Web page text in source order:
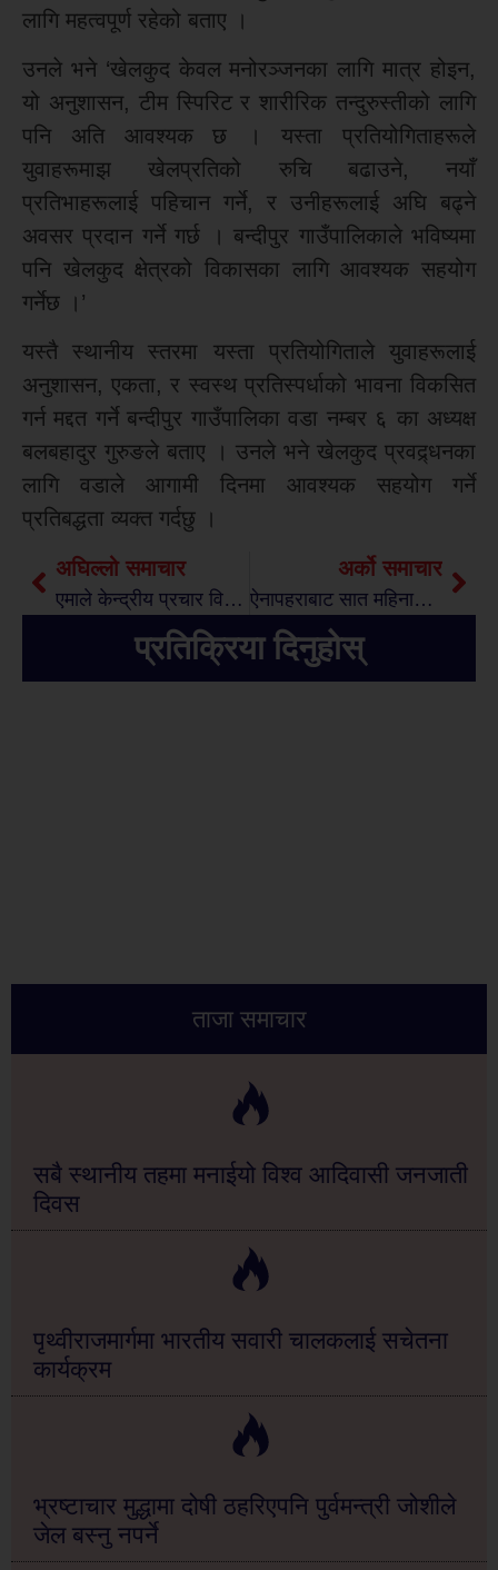
लागि महत्वपूर्ण रहेको बताए ।
उनले भने ‘खेलकुद केवल मनोरञ्जनका लागि मात्र होइन,
यो अनुशासन, टीम स्पिरिट र शारीरिक तन्दुरुस्तीको लागि
पनि अति आवश्यक छ । यस्ता प्रतियोगिताहरूले
युवाहरूमाझ खेलप्रतिको रुचि बढाउने, नयाँ
प्रतिभाहरूलाई पहिचान गर्ने, र उनीहरूलाई अघि बढ्ने
अवसर प्रदान गर्ने गर्छ । बन्दीपुर गाउँपालिकाले भविष्यमा
पनि खेलकुद क्षेत्रको विकासका लागि आवश्यक सहयोग
गर्नेछ ।’
यस्तै स्थानीय स्तरमा यस्ता प्रतियोगिताले युवाहरूलाई
अनुशासन, एकता, र स्वस्थ प्रतिस्पर्धाको भावना विकसित
गर्न मद्दत गर्ने बन्दीपुर गाउँपालिका वडा नम्बर ६ का अध्यक्ष
बलबहादुर गुरुङले बताए । उनले भने खेलकुद प्रवद्र्धनका
लागि वडाले आगामी दिनमा आवश्यक सहयोग गर्ने
प्रतिबद्धता व्यक्त गर्दछु ।
अघिल्लो समाचार
एमाले केन्द्रीय प्रचार विभागको सचिवमा गणेश पाण्डे मनोनीत
अर्को समाचार
ऐनापहराबाट सात महिनामा ३० लाख आम्दानी
प्रतिक्रिया दिनुहोस्
ताजा समाचार
सबै स्थानीय तहमा मनाईयो विश्व आदिवासी जनजाती
दिवस
पृथ्वीराजमार्गमा भारतीय सवारी चालकलाई सचेतना
कार्यक्रम
भ्रष्टाचार मुद्धामा दोषी ठहरिएपनि पुर्वमन्त्री जोशीले
जेल बस्नु नपर्ने